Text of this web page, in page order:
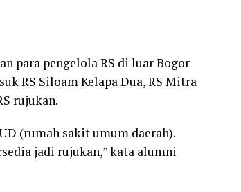
para pengelola RS di luar Bogor
RS Siloam Kelapa Dua, RS Mitra
rujukan.
(rumah sakit umum daerah).
jadi rujukan,” kata alumni